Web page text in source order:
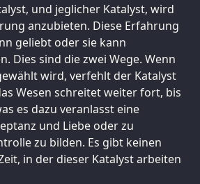
und jeglicher Katalyst, wird
anzubieten. Diese Erfahrung
geliebt oder sie kann
Dies sind die zwei Wege. Wenn
wird, verfehlt der Katalyst
Wesen schreitet weiter fort, bis
es dazu veranlasst eine
und Liebe oder zu
zu bilden. Es gibt keinen
in der dieser Katalyst arbeiten